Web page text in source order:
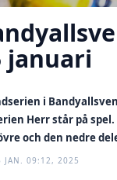
januari
i
Herr står på
och den nedre
JAN. 09:12, 2025